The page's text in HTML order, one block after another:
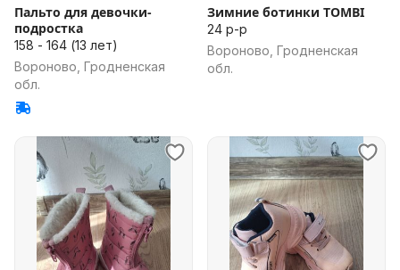
Пальто для девочки-
подростка
158 - 164 (13 лет)
Вороново, Гродненская
обл.
Зимние ботинки TOMBI
24 р-р
Вороново, Гродненская
обл.